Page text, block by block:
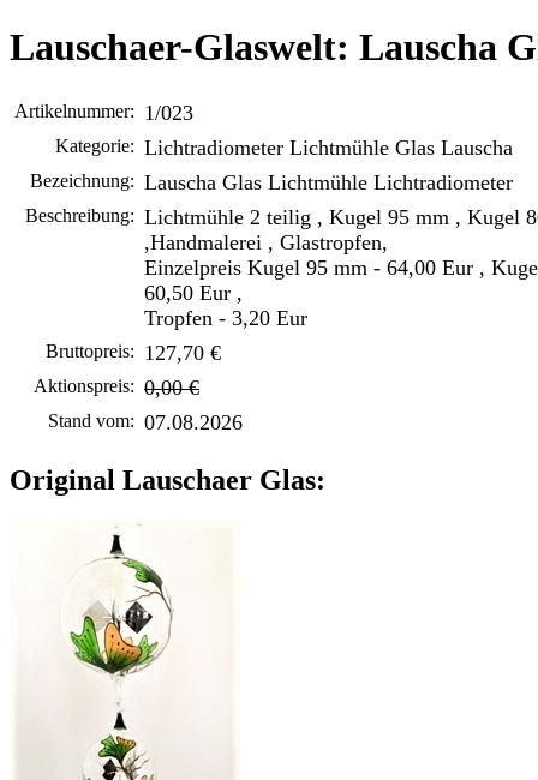
Lauschaer-Glaswelt: Lauscha
Artikelnummer: 1/023
Kategorie: Lichtradiometer Lichtmühle Glas Lauscha
Bezeichnung: Lauscha Glas Lichtmühle Lichtradiometer
Beschreibung: Lichtmühle 2 teilig , Kugel 95 mm , Kugel
,Handmalerei , Glastropfen,
Einzelpreis Kugel 95 mm - 64,00 Eur ,
60,50 Eur ,
Tropfen - 3,20 Eur
Bruttopreis: 127,70 €
Aktionspreis: 0,00 €
Stand vom: 07.08.2026
Original Lauschaer Glas: